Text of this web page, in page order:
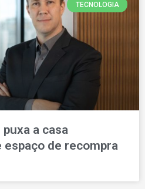
TECNOLOGIA
a casa
espaço de recompra